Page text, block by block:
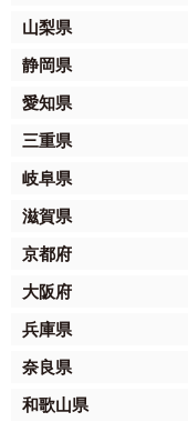
山梨県
静岡県
愛知県
三重県
岐阜県
滋賀県
京都府
大阪府
兵庫県
奈良県
和歌山県